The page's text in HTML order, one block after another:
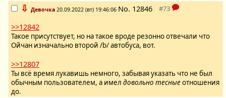
⇩ Девочка 20.09.2022 (вт) 19:46:06 No. 12846
>>12842
Такое присутствует, но на такое вроде резонно отвечали что
Ойчан изначально второй /b/ автобуса, вот.
>>12807
Ты всё время лукавишь немного, забывая указать что не был
обычным пользователем, а имел довольно тесныеотношения
до.